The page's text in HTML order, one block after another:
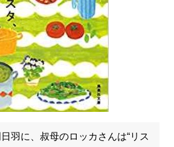
羽に、叔母のロッカさんは“リス